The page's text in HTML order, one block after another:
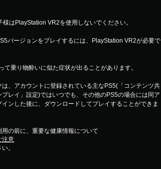
様はPlayStation VR2を使用しないでください。
バージョンをプレイするには、PlayStation VR2が必要で
て乗り物酔いに似た症状が出ることがあります。
は、アカウントに登録されている主なPS5(「コンテンツ共
レイ」設定)ではいつでも、その他のPS5の場合には同ア
インした後に、ダウンロードしてプレイすることができま
用の前に、重要な健康情報について
注意
。